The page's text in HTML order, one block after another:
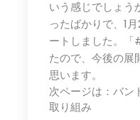
いう感じでしょ
ったばかりで、1
ートしました。「
たので、今後の展
思います。
次ページは：バン
取り組み